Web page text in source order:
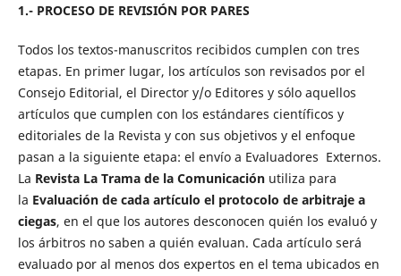
1.- PROCESO DE REVISIÓN POR PARES
Todos los textos-manuscritos recibidos cumplen con tres
etapas. En primer lugar, los artículos son revisados por el
Consejo Editorial, el Director y/o Editores y sólo aquellos
artículos que cumplen con los estándares científicos y
editoriales de la Revista y con sus objetivos y el enfoque
pasan a la siguiente etapa: el envío a Evaluadores Externos.
La Revista La Trama de la Comunicaciónutiliza para
la Evaluación de cada artículo el protocolo de arbitraje a
ciegas, en el que los autores desconocen quién los evaluó y
los árbitros no saben a quién evaluan. Cada artículo será
evaluado por al menos dos expertos en el tema ubicados en